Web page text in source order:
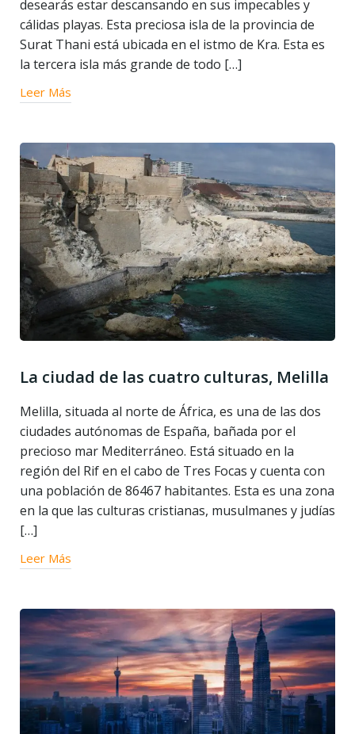
desearás estar descansando en sus impecables y
cálidas playas. Esta preciosa isla de la provincia de
Surat Thani está ubicada en el istmo de Kra. Esta es
la tercera isla más grande de todo […]
Leer Más
La ciudad de las cuatro culturas, Melilla
Melilla, situada al norte de África, es una de las dos
ciudades autónomas de España, bañada por el
precioso mar Mediterráneo. Está situado en la
región del Rif en el cabo de Tres Focas y cuenta con
una población de 86467 habitantes. Esta es una zona
en la que las culturas cristianas, musulmanes y judías
[…]
Leer Más